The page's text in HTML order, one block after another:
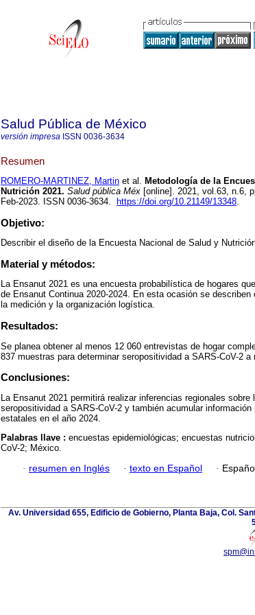
Salud Pública de México
versión impresa ISSN 0036-3634
Resumen
ROMERO-MARTINEZ, Martin et al. Metodología de la
Nutrición 2021. Salud pública Méx [online]. 2021, vol.63, n.6,
Feb-2023. ISSN 0036-3634.
https://doi.org/10.21149/13348.
Objetivo:
Describir el diseño de la Encuesta Nacional de Salud y
Material y métodos:
La Ensanut 2021 es una encuesta probabilística de hogares
de Ensanut Continua 2020-2024. En esta ocasión se
la medición y la organización logística.
Resultados:
Se planea obtener al menos 12 060 entrevistas de hogar
837 muestras para determinar seropositividad a SARS-CoV-2 a
Conclusiones:
La Ensanut 2021 permitirá realizar inferencias regionales sobre
seropositividad a SARS-CoV-2 y también acumular información
estatales en el año 2024.
Palabras llave : encuestas epidemiológicas; encuestas
CoV-2; México.
· resumen en Inglés · texto en Español ·
Av. Universidad 655, Edificio de Gobierno, Planta Baja, Col.